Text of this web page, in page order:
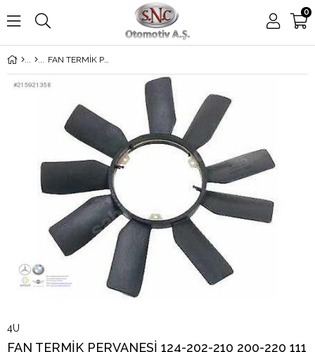
0
FAN TERMİK PERVANESİ 124-202-210 200-220 111
4U
FAN TERMİK PERVANESİ 124-202-210 200-220 111